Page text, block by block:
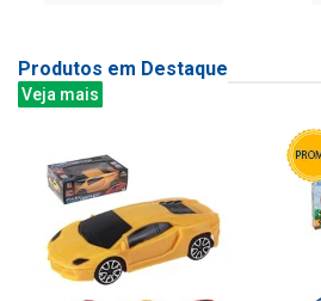
Produtos em Destaque
Veja mais